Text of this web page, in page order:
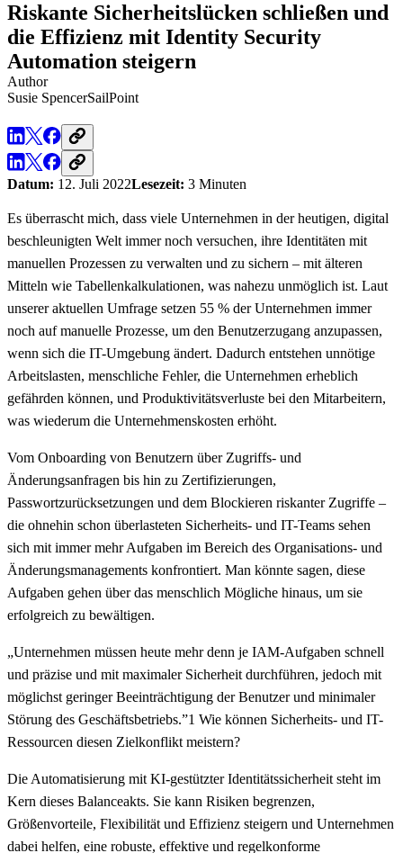
Riskante Sicherheitslücken schließen und
die Effizienz mit Identity Security
Automation steigern
Author
Susie SpencerSailPoint
Datum: 12. Juli 2022Lesezeit: 3 Minuten
Es überrascht mich, dass viele Unternehmen in der heutigen, digital
beschleunigten Welt immer noch versuchen, ihre Identitäten mit
manuellen Prozessen zu verwalten und zu sichern – mit älteren
Mitteln wie Tabellenkalkulationen, was nahezu unmöglich ist. Laut
unserer aktuellen Umfrage setzen 55 % der Unternehmen immer
noch auf manuelle Prozesse, um den Benutzerzugang anzupassen,
wenn sich die IT-Umgebung ändert. Dadurch entstehen unnötige
Arbeitslasten, menschliche Fehler, die Unternehmen erheblich
gefährden können, und Produktivitätsverluste bei den Mitarbeitern,
was wiederum die Unternehmenskosten erhöht.
Vom Onboarding von Benutzern über Zugriffs- und
Änderungsanfragen bis hin zu Zertifizierungen,
Passwortzurücksetzungen und dem Blockieren riskanter Zugriffe –
die ohnehin schon überlasteten Sicherheits- und IT-Teams sehen
sich mit immer mehr Aufgaben im Bereich des Organisations- und
Änderungsmanagements konfrontiert. Man könnte sagen, diese
Aufgaben gehen über das menschlich Mögliche hinaus, um sie
erfolgreich zu bewältigen.
„Unternehmen müssen heute mehr denn je IAM-Aufgaben schnell
und präzise und mit maximaler Sicherheit durchführen, jedoch mit
möglichst geringer Beeinträchtigung der Benutzer und minimaler
Störung des Geschäftsbetriebs.”1 Wie können Sicherheits- und IT-
Ressourcen diesen Zielkonflikt meistern?
Die Automatisierung mit KI-gestützter Identitätssicherheit steht im
Kern dieses Balanceakts. Sie kann Risiken begrenzen,
Größenvorteile, Flexibilität und Effizienz steigern und Unternehmen
dabei helfen, eine robuste, effektive und regelkonforme